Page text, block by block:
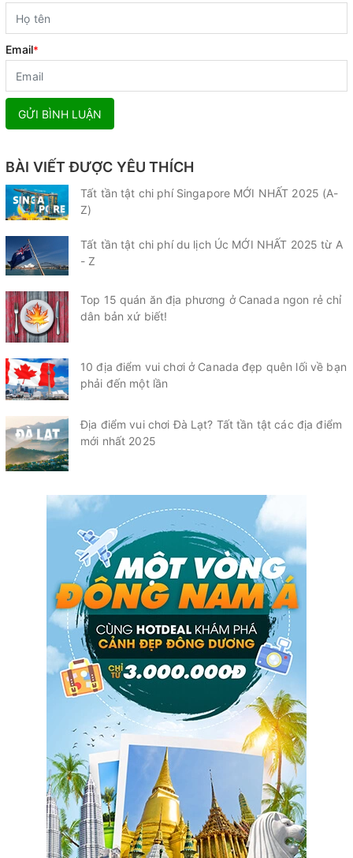
Email*
GỬI BÌNH LUẬN
BÀI VIẾT ĐƯỢC YÊU THÍCH
Tất tần tật chi phí Singapore MỚI NHẤT 2025 (A-
Z)
Tất tần tật chi phí du lịch Úc MỚI NHẤT 2025 từ A
- Z
Top 15 quán ăn địa phương ở Canada ngon rẻ chỉ
dân bản xứ biết!
10 địa điểm vui chơi ở Canada đẹp quên lối về bạn
phải đến một lần
Địa điểm vui chơi Đà Lạt? Tất tần tật các địa điểm
mới nhất 2025